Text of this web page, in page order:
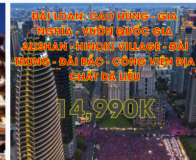
ĐÀI LOAN: CAO HÙNG - GIA
NGHĨA - VƯỜN QUỐC GIA
ALISHAN - HINOKI VILLAGE - ĐÀI
TRUNG - ĐÀI BẮC - CÔNG VIÊN ĐỊA
CHẤT DÃ LIỄU
14,990K